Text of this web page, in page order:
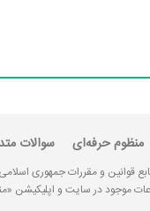
منظوم حرفه‌ای سوالات
قوانین و مقررات جمهوری
موجود در سایت و